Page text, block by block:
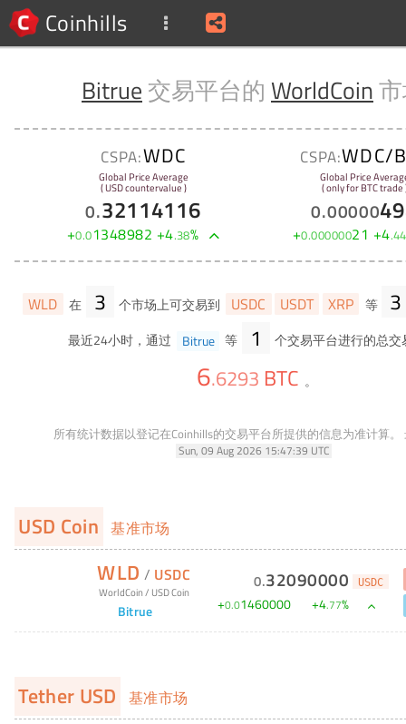
Coinhills
Bitrue 交易平台的 WorldCoin
CSPA:WDC
Global Price Average
( USD countervalue )
0.32114116
+0.01348982 +4.38%
CSPA:WDC/
Global Price
( only for BTC trade
0.00000
+0.00000021 +4.44
WLD 在 3 个市场上可交易到 USDC USDT XRP 等 3
最近24小时，通过 Bitrue 等 1 个交易平台进行的总交
6.6293 BTC 。
所有统计数据以登记在Coinhills的交易平台所提供的信息为准计算。
Sun, 09 Aug 2026 15:47:39 UTC
USD Coin 基准市场
WLD / USDC
WorldCoin/ USD Coin
Bitrue
0.32090000 USDC
+0.01460000 +4.77%
Tether USD 基准市场